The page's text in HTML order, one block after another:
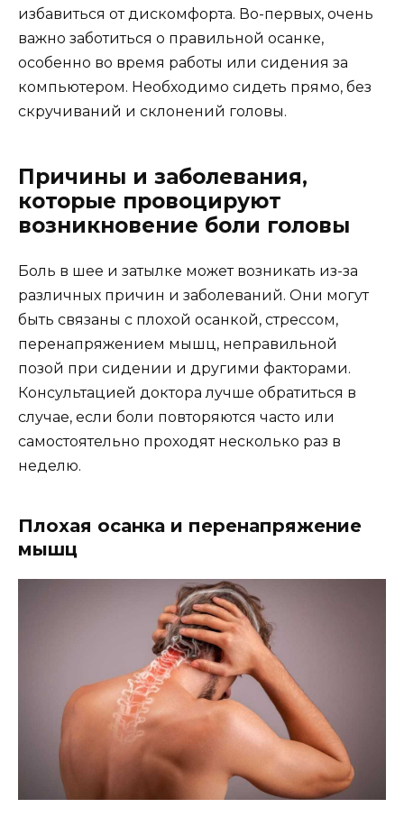
избавиться от дискомфорта. Во-первых, очень
важно заботиться о правильной осанке,
особенно во время работы или сидения за
компьютером. Необходимо сидеть прямо, без
скручиваний и склонений головы.
Причины и заболевания,
которые провоцируют
возникновение боли головы
Боль в шее и затылке может возникать из-за
различных причин и заболеваний. Они могут
быть связаны с плохой осанкой, стрессом,
перенапряжением мышц, неправильной
позой при сидении и другими факторами.
Консультацией доктора лучше обратиться в
случае, если боли повторяются часто или
самостоятельно проходят несколько раз в
неделю.
Плохая осанка и перенапряжение
мышц